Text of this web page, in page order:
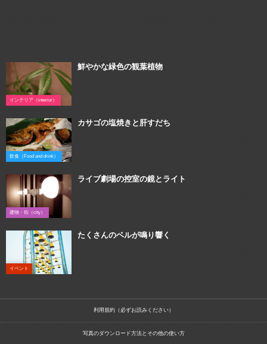
インテリア（interior）
鮮やかな緑色の観葉植物
飲食（Food and drink）
カサゴの塩焼きと肝すだち
建物・街（city）
ライブ劇場の控室の鏡とライト
イベント
たくさんのベルが鳴り響く
利用規約（必ずお読みください）
写真のダウンロード方法とその他の使い方